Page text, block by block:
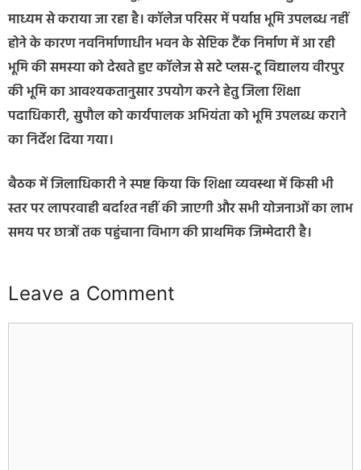
माध्यम से कराया जा रहा है। कॉलेज परिसर में पर्याप्त भूमि उपलब्ध नहीं
होने के कारण नवनिर्माणाधीन भवन के सेप्टिक टैंक निर्माण में आ रही
भूमि की समस्या को देखते हुए कॉलेज से सटे प्लस-टू विद्यालय वीरपुर
की भूमि का आवश्यकतानुसार उपयोग करने हेतु जिला शिक्षा
पदाधिकारी, सुपौल को कार्यपालक अभियंता को भूमि उपलब्ध कराने
का निर्देश दिया गया।
बैठक में जिलाधिकारी ने स्पष्ट किया कि शिक्षा व्यवस्था में किसी भी
स्तर पर लापरवाही बर्दाश्त नहीं की जाएगी और सभी योजनाओं का लाभ
समय पर छात्रों तक पहुंचाना विभाग की प्राथमिक जिम्मेदारी है।
Leave a Comment